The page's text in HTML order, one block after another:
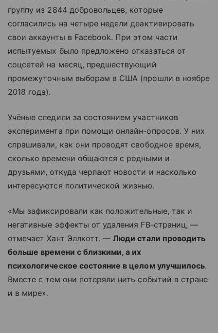
группу из 2844 добровольцев, которые
согласились на четыре недели деактивировать
свои аккаунты в Facebook. При этом части
испытуемых было предложено отказаться от
соцсетей на месяц, предшествующий
промежуточным выборам в США (прошли в ноябре
2018 года).
Учёные следили за состоянием участников
эксперимента при помощи онлайн-опросов. У них
спрашивали, как они проводят свободное время,
сколько времени общаются с родными и
друзьями, откуда черпают новости и насколько
интересуются политической жизнью.
«Мы зафиксировали как положительные, так и
негативные эффекты от удаления FB-страниц, —
отмечает Хант Эллкотт. —Люди стали проводить
больше времени с близкими, а их
психологическое состояние в целом улучшилось.
Вместе с тем они потеряли нить событий в стране
и в мире».